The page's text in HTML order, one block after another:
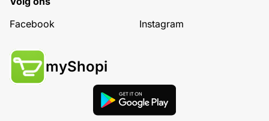
Facebook
Instagram
myShopi